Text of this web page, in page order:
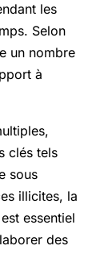
les
Selon
un nombre
à
clés tels
sous
illicites, la
essentiel
des